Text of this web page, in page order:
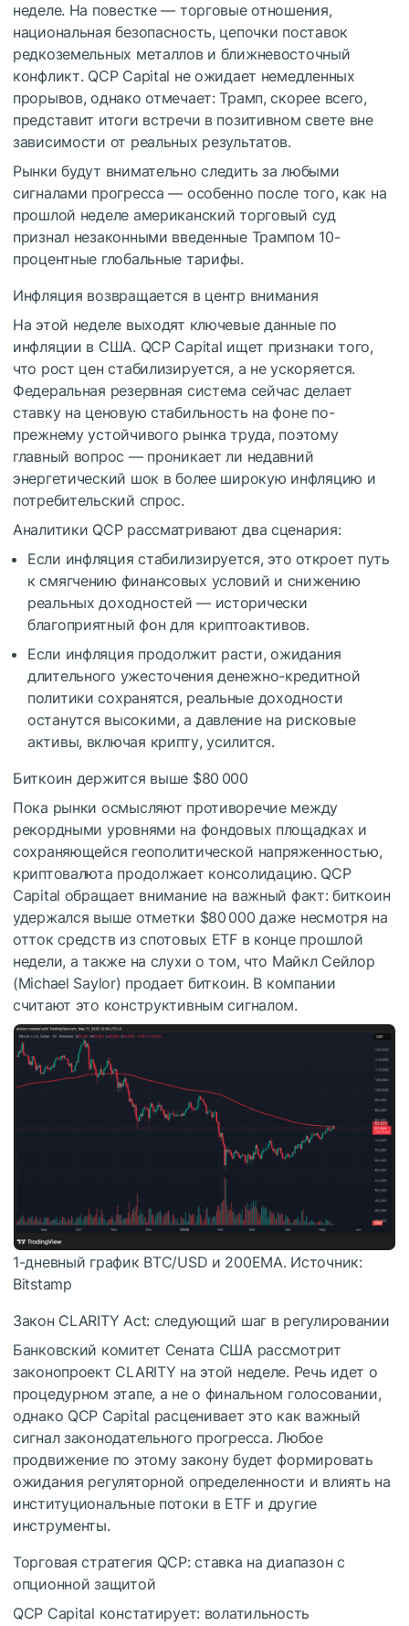
неделе. На повестке — торговые отношения,
национальная безопасность, цепочки поставок
редкоземельных металлов и ближневосточный
конфликт. QCP Capital не ожидает немедленных
прорывов, однако отмечает: Трамп, скорее всего,
представит итоги встречи в позитивном свете вне
зависимости от реальных результатов.
Рынки будут внимательно следить за любыми
сигналами прогресса — особенно после того, как на
прошлой неделе американский торговый суд
признал незаконными введенные Трампом 10-
процентные глобальные тарифы.
Инфляция возвращается в центр внимания
На этой неделе выходят ключевые данные по
инфляции в США. QCP Capital ищет признаки того,
что рост цен стабилизируется, а не ускоряется.
Федеральная резервная система сейчас делает
ставку на ценовую стабильность на фоне по-
прежнему устойчивого рынка труда, поэтому
главный вопрос — проникает ли недавний
энергетический шок в более широкую инфляцию и
потребительский спрос.
Аналитики QCP рассматривают два сценария:
Если инфляция стабилизируется, это откроет путь
к смягчению финансовых условий и снижению
реальных доходностей — исторически
благоприятный фон для криптоактивов.
Если инфляция продолжит расти, ожидания
длительного ужесточения денежно-кредитной
политики сохранятся, реальные доходности
останутся высокими, а давление на рисковые
активы, включая крипту, усилится.
Биткоин держится выше $80 000
Пока рынки осмысляют противоречие между
рекордными уровнями на фондовых площадках и
сохраняющейся геополитической напряженностью,
криптовалюта продолжает консолидацию. QCP
Capital обращает внимание на важный факт: биткоин
удержался выше отметки $80 000 даже несмотря на
отток средств из спотовых ETF в конце прошлой
недели, а также на слухи о том, что Майкл Сейлор
(Michael Saylor) продает биткоин. В компании
считают это конструктивным сигналом.
1-дневный график BTC/USD и 200EMA. Источник:
Bitstamp
Закон CLARITY Act: следующий шаг в регулировании
Банковский комитет Сената США рассмотрит
законопроект CLARITY на этой неделе. Речь идет о
процедурном этапе, а не о финальном голосовании,
однако QCP Capital расценивает это как важный
сигнал законодательного прогресса. Любое
продвижение по этому закону будет формировать
ожидания регуляторной определенности и влиять на
институциональные потоки в ETF и другие
инструменты.
Торговая стратегия QCP: ставка на диапазон с
опционной защитой
QCP Capital констатирует: волатильность